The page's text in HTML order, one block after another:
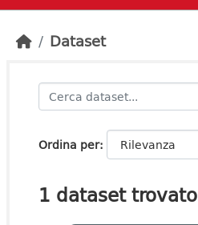
Dataset
Ordina per
1 dataset trovato